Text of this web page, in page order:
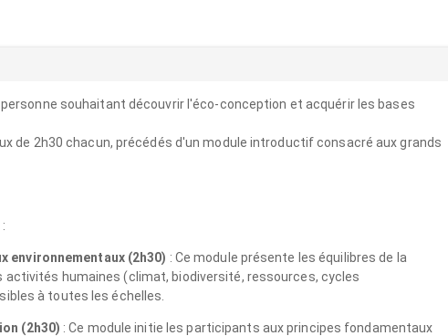
souhaitant découvrir l'éco-conception et acquérir les bases
de 2h30 chacun, précédés d'un module introductif consacré aux grands
environnementaux (2h30) : Ce module présente les équilibres de la
humaines (climat, biodiversité, ressources, cycles
à toutes les échelles.
(2h30) : Ce module initie les participants aux principes fondamentaux